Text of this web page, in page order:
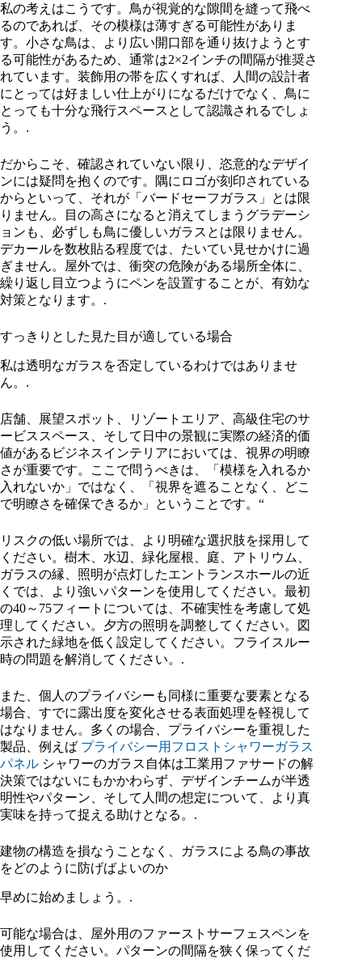
私の考えはこうです。鳥が視覚的な隙間を縫って飛べ
るのであれば、その模様は薄すぎる可能性がありま
す。小さな鳥は、より広い開口部を通り抜けようとす
る可能性があるため、通常は2×2インチの間隔が推奨さ
れています。装飾用の帯を広くすれば、人間の設計者
にとっては好ましい仕上がりになるだけでなく、鳥に
とっても十分な飛行スペースとして認識されるでしょ
う。.
だからこそ、確認されていない限り、恣意的なデザイ
ンには疑問を抱くのです。隅にロゴが刻印されている
からといって、それが「バードセーフガラス」とは限
りません。目の高さになると消えてしまうグラデーシ
ョンも、必ずしも鳥に優しいガラスとは限りません。
デカールを数枚貼る程度では、たいてい見せかけに過
ぎません。屋外では、衝突の危険がある場所全体に、
繰り返し目立つようにペンを設置することが、有効な
対策となります。.
すっきりとした見た目が適している場合
私は透明なガラスを否定しているわけではありませ
ん。.
店舗、展望スポット、リゾートエリア、高級住宅のサ
ービススペース、そして日中の景観に実際の経済的価
値があるビジネスインテリアにおいては、視界の明瞭
さが重要です。ここで問うべきは、「模様を入れるか
入れないか」ではなく、「視界を遮ることなく、どこ
で明瞭さを確保できるか」ということです。“
リスクの低い場所では、より明確な選択肢を採用して
ください。樹木、水辺、緑化屋根、庭、アトリウム、
ガラスの縁、照明が点灯したエントランスホールの近
くでは、より強いパターンを使用してください。最初
の40～75フィートについては、不確実性を考慮して処
理してください。夕方の照明を調整してください。図
示された緑地を低く設定してください。フライスルー
時の問題を解消してください。.
また、個人のプライバシーも同様に重要な要素となる
場合、すでに露出度を変化させる表面処理を軽視して
はなりません。多くの場合、プライバシーを重視した
製品、例えば プライバシー用フロストシャワーガラス
パネル シャワーのガラス自体は工業用ファサードの解
決策ではないにもかかわらず、デザインチームが半透
明性やパターン、そして人間の想定について、より真
実味を持って捉える助けとなる。.
建物の構造を損なうことなく、ガラスによる鳥の事故
をどのように防げばよいのか
早めに始めましょう。.
可能な場合は、屋外用のファーストサーフェスペンを
使用してください。パターンの間隔を狭く保ってくだ